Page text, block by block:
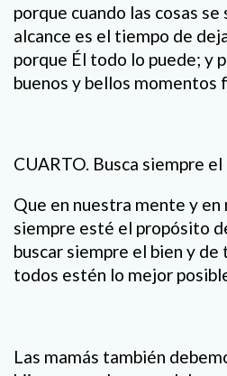
porque cuando las cosas
alcance es el tiempo de
porque Él todo lo puede; y
buenos y bellos momentos
CUARTO. Busca siempre
Que en nuestra mente y en
siempre esté el propósito
buscar siempre el bien y
todos estén lo mejor
Las mamás también